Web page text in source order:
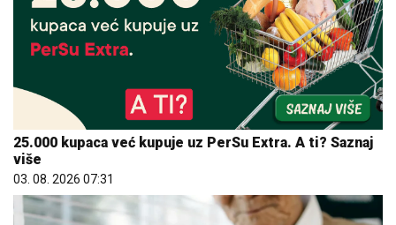
25.000 kupaca već kupuje uz PerSu Extra. A ti? Saznaj
više
03. 08. 2026 07:31